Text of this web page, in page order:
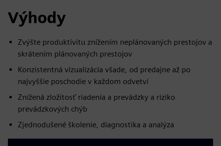
Výhody
Zvýšte produktivitu znížením neplánovaných prestojov a
skrátením plánovaných prestojov
Konzistentná vizualizácia všade, od predajne až po
najvyššie poschodie v každom odvetví
Znížená zložitosť riadenia a prevádzky a riziko
prevádzkových chýb
Zjednodušené školenie, diagnostika a analýza